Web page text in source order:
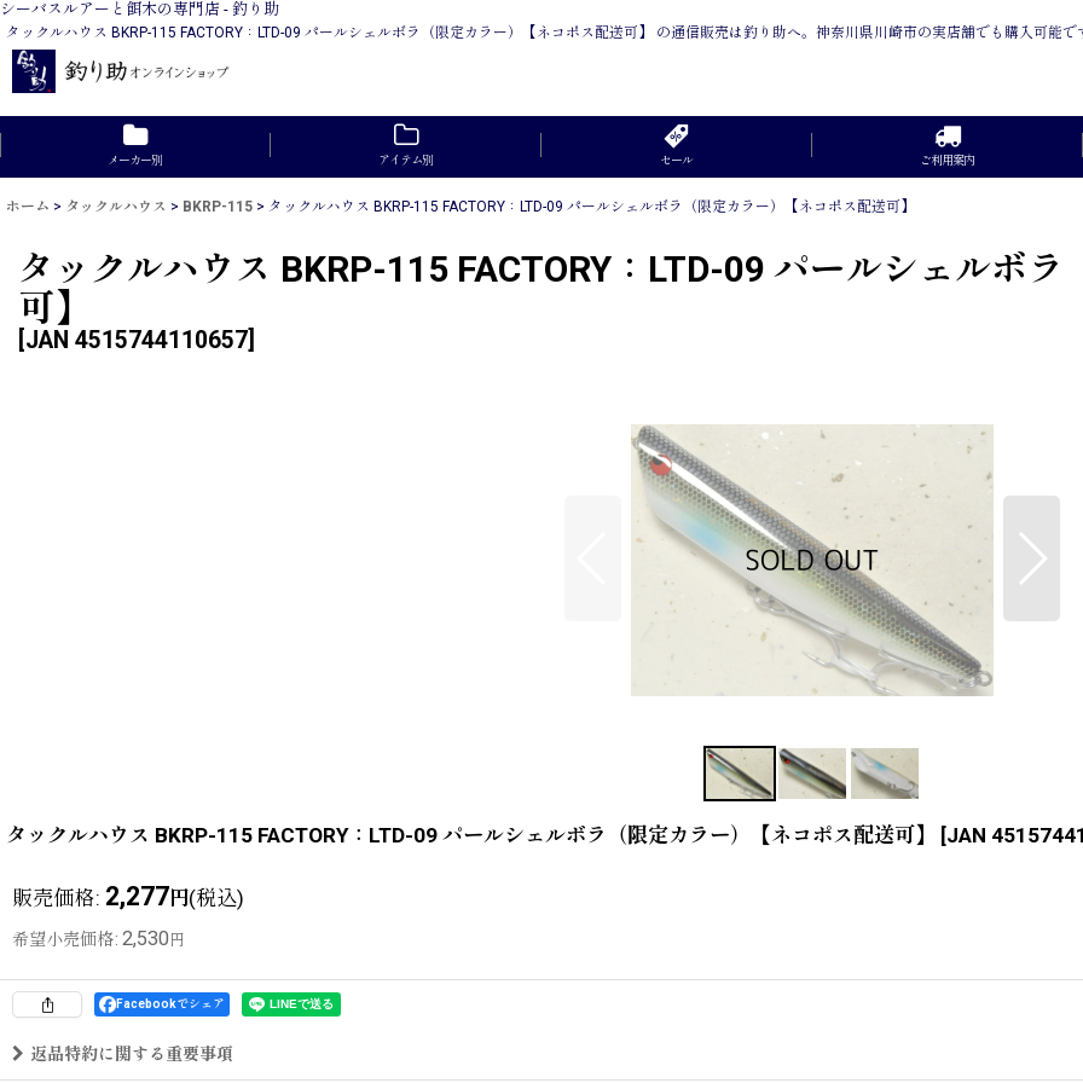
シーバスルアーと餌木の専門店 - 釣り助
タックルハウス BKRP-115 FACTORY：LTD-09 パールシェルボラ（限定カラー）【ネコポス配送可】 の通信販売は釣り助へ。神奈川県川崎市の実店舗でも購入可能で
メーカー別 アイテム別 セール ご利用案内
ホーム > タックルハウス > BKRP-115 > タックルハウス BKRP-115 FACTORY：LTD-09 パールシェルボラ（限定カラー）【ネコポス配送可】
タックルハウス BKRP-115 FACTORY：LTD-09 パールシェルボ
可】
JAN 4515744110657
タックルハウス BKRP-115 FACTORY：LTD-09 パールシェルボラ（限定カラー）【ネコポス配送可】 [JAN
販売価格: 2,277円(税込)
希望小売価格: 2,530 円
Facebookでシェア
返品特約に関する重要事項